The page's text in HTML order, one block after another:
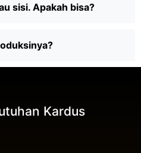
sisi. Apakah bisa?
Kardus